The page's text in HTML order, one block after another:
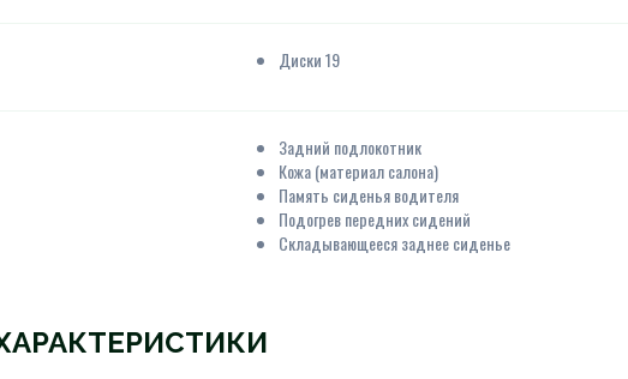
Диски 19
Задний подлокотник
Кожа (материал салона)
Память сиденья водителя
Подогрев передних сидений
Складывающееся заднее сиденье